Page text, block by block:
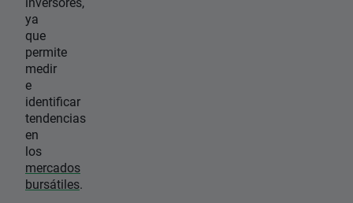
ya
que
permite
medir
e
identificar
tendencias
en
los
mercados
bursátiles.